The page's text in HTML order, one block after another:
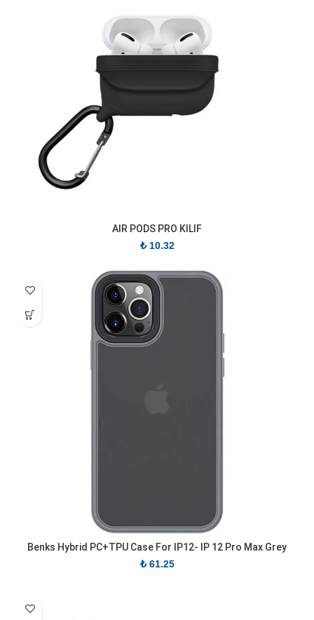
AIR PODS PRO KILIF
₺10.32
Benks Hybrid PC+TPU Case For IP12- IP 12 Pro Max Grey
₺61.25